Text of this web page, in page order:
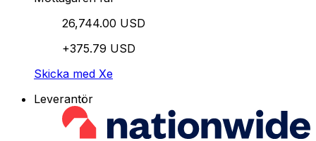
26,744.00 USD
+375.79 USD
Skicka med Xe
Leverantör